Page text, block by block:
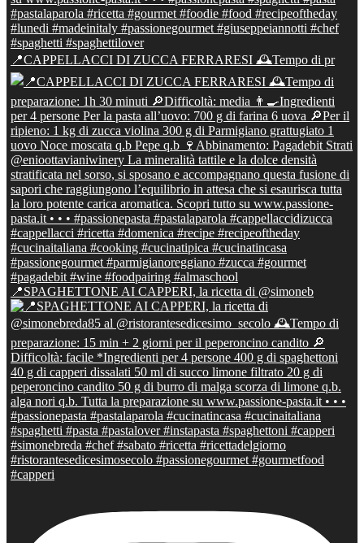
📍CAPPELLACCI DI ZUCCA FERRARESI 🕰Tempo di pr
📍SPAGHETTONE AI CAPPERI, la ricetta di @simoneb